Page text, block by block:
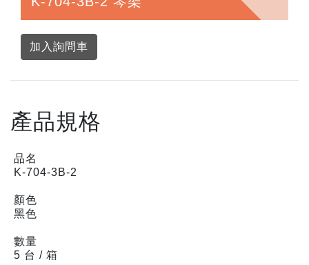
加入詢問車
產品規格
品名
K-704-3B-2
顏色
黑色
數量
5 台 / 箱